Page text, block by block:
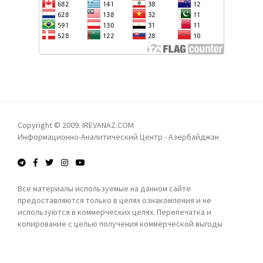
АЙХАН ГАДЖИЗАДЕ: ОФИЦИАЛЬНЫЙ БАКУ ОТВЕРГ
ЗАЯВЛЕНИЕ ФРАНЦИИ ПО ДЕЛУ МАРТИНА РАЙАНА
РЕВАНШИСТСКОЕ ФЭНТЕЗИ: ДОГНАТЬ И
ПЕРЕГНАТЬ АЗЕРБАЙДЖАН? - ЛЕЙЛА
ПРОКУРАТУРА АРМЕНИИ НАПРАВИЛА В СУД
УГОЛОВНОЕ ДЕЛО ПРОТИВ КАТОЛИКОСА ВСЕХ
АРМЯН ГАРЕГИНА II
РЕГИОНЕ
Copyright © 2009. IREVANAZ.COM
Информационно-Аналитический Центр - Азербайджан
Все материалы используемые на данном сайте
предоставляются только в целях ознакомления и не
используются в коммерческих целях. Перепечатка и
копирование с целью получения коммерческой выгоды